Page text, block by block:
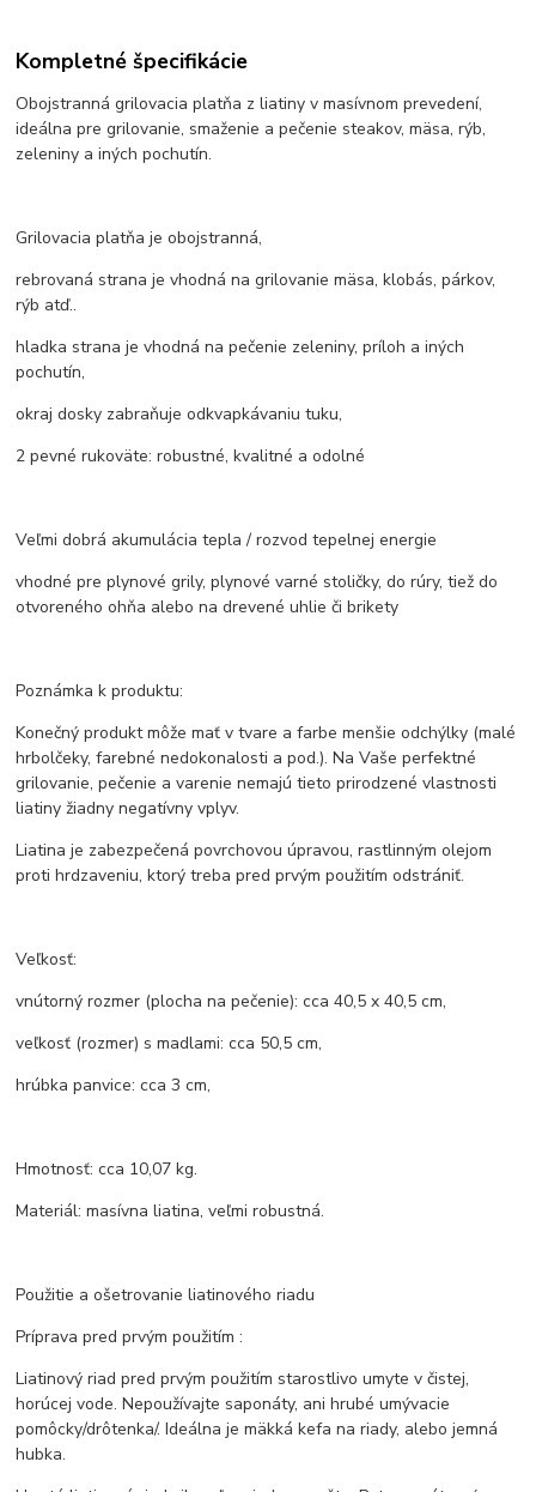
Kompletné špecifikácie
Obojstranná grilovacia platňa z liatiny v masívnom prevedení,
ideálna pre grilovanie, smaženie a pečenie steakov, mäsa, rýb,
zeleniny a iných pochutín.
Grilovacia platňa je obojstranná,
rebrovaná strana je vhodná na grilovanie mäsa, klobás, párkov,
rýb atď..
hladka strana je vhodná na pečenie zeleniny, príloh a iných
pochutín,
okraj dosky zabraňuje odkvapkávaniu tuku,
2 pevné rukoväte: robustné, kvalitné a odolné
Veľmi dobrá akumulácia tepla / rozvod tepelnej energie
vhodné pre plynové grily, plynové varné stoličky, do rúry, tiež do
otvoreného ohňa alebo na drevené uhlie či brikety
Poznámka k produktu:
Konečný produkt môže mať v tvare a farbe menšie odchýlky (malé
hrbolčeky, farebné nedokonalosti a pod.). Na Vaše perfektné
grilovanie, pečenie a varenie nemajú tieto prirodzené vlastnosti
liatiny žiadny negatívny vplyv.
Liatina je zabezpečená povrchovou úpravou, rastlinným olejom
proti hrdzaveniu, ktorý treba pred prvým použitím odstrániť.
Veľkosť:
vnútorný rozmer (plocha na pečenie): cca 40,5 x 40,5 cm,
veľkosť (rozmer) s madlami: cca 50,5 cm,
hrúbka panvice: cca 3 cm,
Hmotnosť: cca 10,07 kg.
Materiál: masívna liatina, veľmi robustná.
Použitie a ošetrovanie liatinového riadu
Príprava pred prvým použitím :
Liatinový riad pred prvým použitím starostlivo umyte v čistej,
horúcej vode. Nepoužívajte saponáty, ani hrubé umývacie
pomôcky/drôtenka/. Ideálna je mäkká kefa na riady, alebo jemná
hubka.